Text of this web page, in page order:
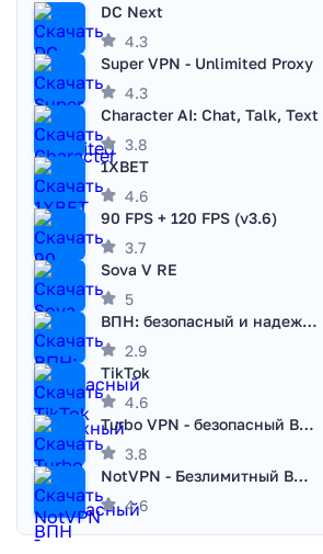
DC Next
4.3
Super VPN - Unlimited Proxy
4.3
Character AI: Chat, Talk, Text
3.8
1XBET
4.6
90 FPS + 120 FPS (v3.6)
3.7
Sova V RE
5
ВПН: безопасный и надежный VPN
2.9
TikTok
4.6
Turbo VPN - безопасный ВПН
3.8
NotVPN - Безлимитный ВПН | VPN
4.6